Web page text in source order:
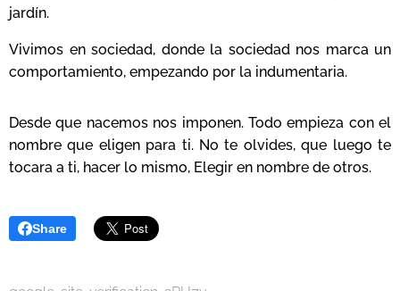
jardín.
Vivimos en sociedad, donde la sociedad nos marca un
comportamiento, empezando por la indumentaria.
Desde que nacemos nos imponen. Todo empieza con el
nombre que eligen para ti. No te olvides, que luego te
tocara a ti, hacer lo mismo, Elegir en nombre de otros.
Share